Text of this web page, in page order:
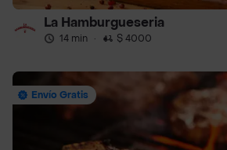
La Hamburgueseria
14 min · $ 4000
Envío Gratis